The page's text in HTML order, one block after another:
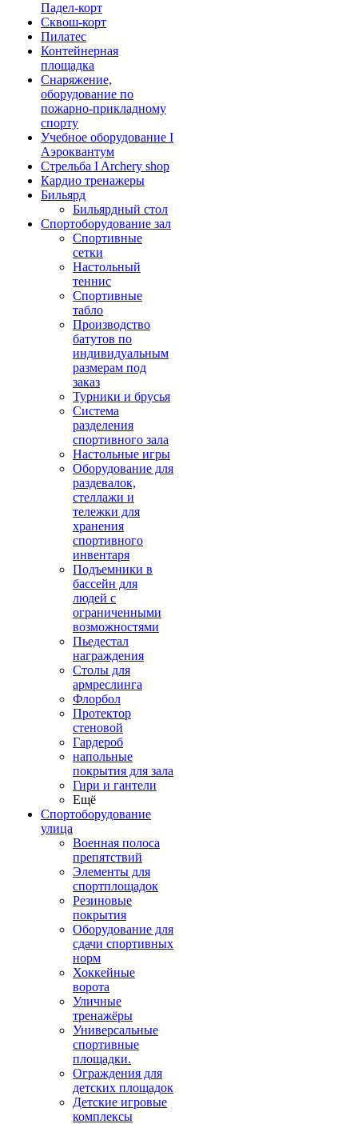
Падел-корт
Сквош-корт
Пилатес
Контейнерная
площадка
Снаряжение,
оборудование по
пожарно-прикладному
спорту
Учебное оборудование I
Аэроквантум
Стрельба I Archery shop
Кардио тренажеры
Бильярд
Бильярдный стол
Спортоборудование зал
Спортивные
сетки
Настольный
теннис
Спортивные
табло
Производство
батутов по
индивидуальным
размерам под
заказ
Турники и брусья
Система
разделения
спортивного зала
Настольные игры
Оборудование для
раздевалок,
стеллажи и
тележки для
хранения
спортивного
инвентаря
Подъемники в
бассейн для
людей с
ограниченными
возможностями
Пьедестал
награждения
Столы для
армреслинга
Флорбол
Протектор
стеновой
Гардероб
напольные
покрытия для зала
Гири и гантели
Ещё
Спортоборудование
улица
Военная полоса
препятствий
Элементы для
спортплощадок
Резиновые
покрытия
Оборудование для
сдачи спортивных
норм
Хоккейные
ворота
Уличные
тренажёры
Универсальные
спортивные
площадки.
Ограждения для
детских площадок
Детские игровые
комплексы